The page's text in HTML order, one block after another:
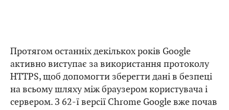
Протягом останніх декількох років Google
активно виступає за використання протоколу
HTTPS, щоб допомогти зберегти дані в безпеці
на всьому шляху між браузером користувача і
сервером. З 62-ї версії Chrome Google вже почав